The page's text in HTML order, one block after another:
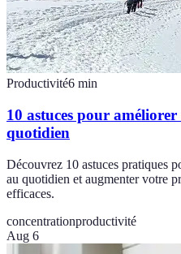
Productivité6 min
10 astuces pour
quotidien
Découvrez 10 astuces pratiques
au quotidien et augmenter votre
efficaces.
concentrationproductivité
Aug 6